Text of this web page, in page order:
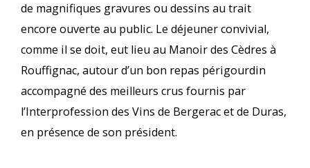
de magnifiques gravures ou dessins au trait
encore ouverte au public. Le déjeuner convivial,
comme il se doit, eut lieu au Manoir des Cèdres à
Rouffignac, autour d’un bon repas périgourdin
accompagné des meilleurs crus fournis par
l’Interprofession des Vins de Bergerac et de Duras,
en présence de son président.